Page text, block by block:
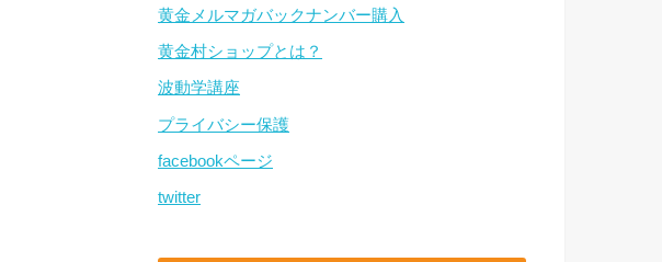
黄金メルマガバックナンバー購入
黄金村ショップとは？
波動学講座
プライバシー保護
facebookページ
twitter